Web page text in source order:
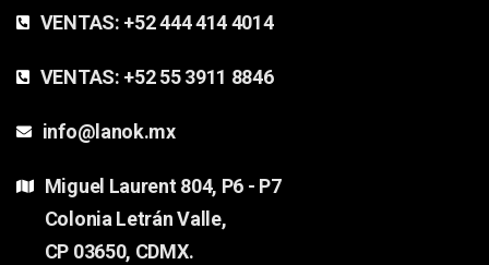
VENTAS: +52 444 414 4014
VENTAS: +52 55 3911 8846
info@lanok.mx
Miguel Laurent 804, P6 - P7
Colonia Letrán Valle,
CP 03650, CDMX.